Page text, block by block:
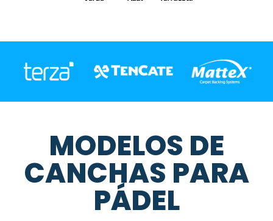
MODELOS DE
CANCHAS PARA
PÁDEL